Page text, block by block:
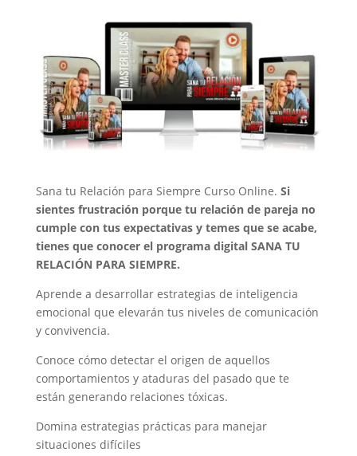
Sana tu Relación para Siempre Curso Online. Si
sientes frustración porque tu relación de pareja no
cumple con tus expectativas y temes que se acabe,
tienes que conocer el programa digital SANA TU
RELACIÓN PARA SIEMPRE.
Aprende a desarrollar estrategias de inteligencia
emocional que elevarán tus niveles de comunicación
y convivencia.
Conoce cómo detectar el origen de aquellos
comportamientos y ataduras del pasado que te
están generando relaciones tóxicas.
Domina estrategias prácticas para manejar
situaciones difíciles